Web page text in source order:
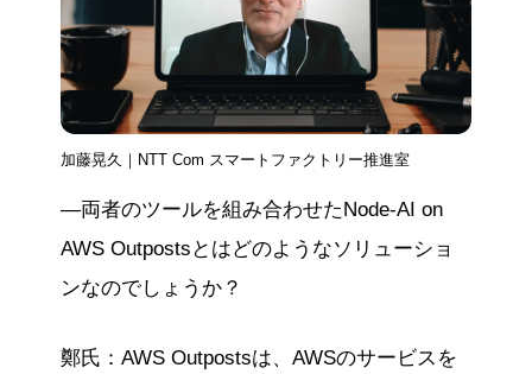
加藤晃久｜NTT Com スマートファクトリー推進室
―両者のツールを組み合わせたNode-AI on
AWS Outpostsとはどのようなソリューショ
ンなのでしょうか？
鄭氏：AWS Outpostsは、AWSのサービスを